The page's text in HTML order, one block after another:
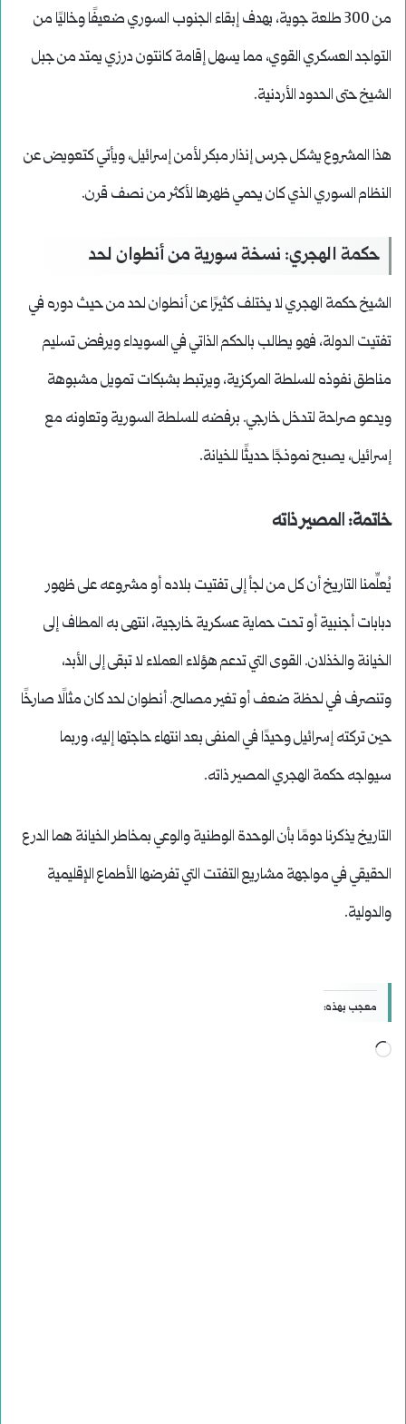
من 300 طلعة جوية، بهدف إبقاء الجنوب السوري ضعيفًا وخاليًا من
التواجد العسكري القوي، مما يسهل إقامة كانتون درزي يمتد من جبل
الشيخ حتى الحدود الأردنية.
هذا المشروع يشكل جرس إنذار مبكر لأمن إسرائيل، ويأتي كتعويض عن
النظام السوري الذي كان يحمي ظهرها لأكثر من نصف قرن.
حكمة الهجري: نسخة سورية من أنطوان لحد
الشيخ حكمة الهجري لا يختلف كثيرًا عن أنطوان لحد من حيث دوره في
تفتيت الدولة، فهو يطالب بالحكم الذاتي في السويداء ويرفض تسليم
مناطق نفوذه للسلطة المركزية، ويرتبط بشبكات تمويل مشبوهة
ويدعو صراحة لتدخل خارجي. برفضه للسلطة السورية وتعاونه مع
إسرائيل، يصبح نموذجًا حديثًا للخيانة.
خاتمة: المصير ذاته
يُعلِّمنا التاريخ أن كل من لجأ إلى تفتيت بلاده أو مشروعه على ظهور
دبابات أجنبية أو تحت حماية عسكرية خارجية، انتهى به المطاف إلى
الخيانة والخذلان. القوى التي تدعم هؤلاء العملاء لا تبقى إلى الأبد،
وتنصرف في لحظة ضعف أو تغير مصالح. أنطوان لحد كان مثالًا صارخًا
حين تركته إسرائيل وحيدًا في المنفى بعد انتهاء حاجتها إليه، وربما
سيواجه حكمة الهجري المصير ذاته.
التاريخ يذكرنا دومًا بأن الوحدة الوطنية والوعي بمخاطر الخيانة هما الدرع
الحقيقي في مواجهة مشاريع التفتت التي تفرضها الأطماع الإقليمية
والدولية.
معجب بهذه:
جاري